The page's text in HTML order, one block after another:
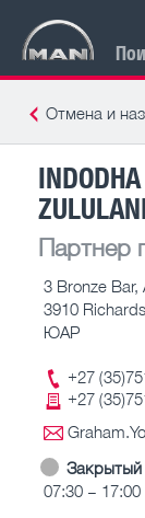
Отмена и
Партнер
3 Bronze Bar,
3910
ЮАР
+27
+27
Закрытый
07:30 – 17:00